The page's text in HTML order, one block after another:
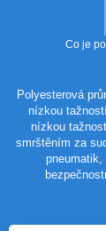
Co je
Polyesterová
nízkou
nízkou
smrštěním za
pneumatik,